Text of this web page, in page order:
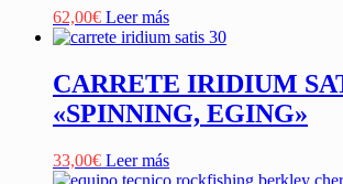
62,00€ Leer más
CARRETE IRIDIUM
«SPINNING, EGING»
33,00€ Leer más